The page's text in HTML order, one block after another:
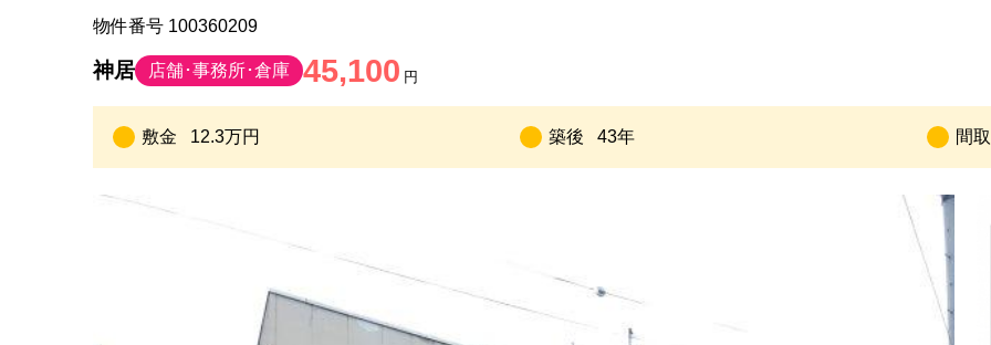
物件番号 100360209
神居 店舗･事務所･倉庫 45,100 円
敷金 12.3万円 築後 43年 間